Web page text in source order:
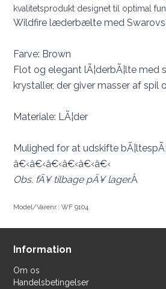
kvalitetsprodukt designet til optimal
Wildfire læderbælte med
Farve: Brown
Flot og elegant lÃ¦derbÃ¦lte med
krystaller, der giver masser af spil
Materiale: LÃ¦der
Mulighed for at udskifte
â€‹â€‹â€‹â€‹â€‹â€‹
Obs. fÃ¥ tilbage pÃ¥ lager.Â
Model/Varenr.: WF 9104
Information
Om os
Handelsbetingelser